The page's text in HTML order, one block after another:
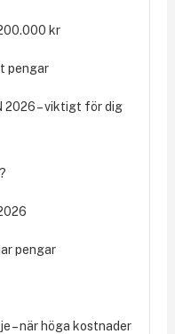
kr
pengar
2026 – viktigt för dig
pengar
– när höga kostnader